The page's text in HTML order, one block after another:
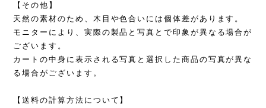
【その他】
天然の素材のため、木目や色合いには個体差があります。
モニターにより、実際の製品と写真とで印象が異なる場合が
ございます。
カートの中身に表示される写真と選択した商品の写真が異な
る場合がございます。
【送料の計算方法について】